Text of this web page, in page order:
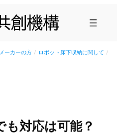
ーカーの方 / ロボット床下収納に関して /
も対応は可能？